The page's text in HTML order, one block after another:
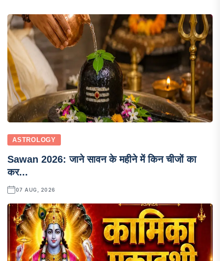
ASTROLOGY
Sawan 2026: जाने सावन के महीने में किन चीजों का
कर...
07 AUG, 2026